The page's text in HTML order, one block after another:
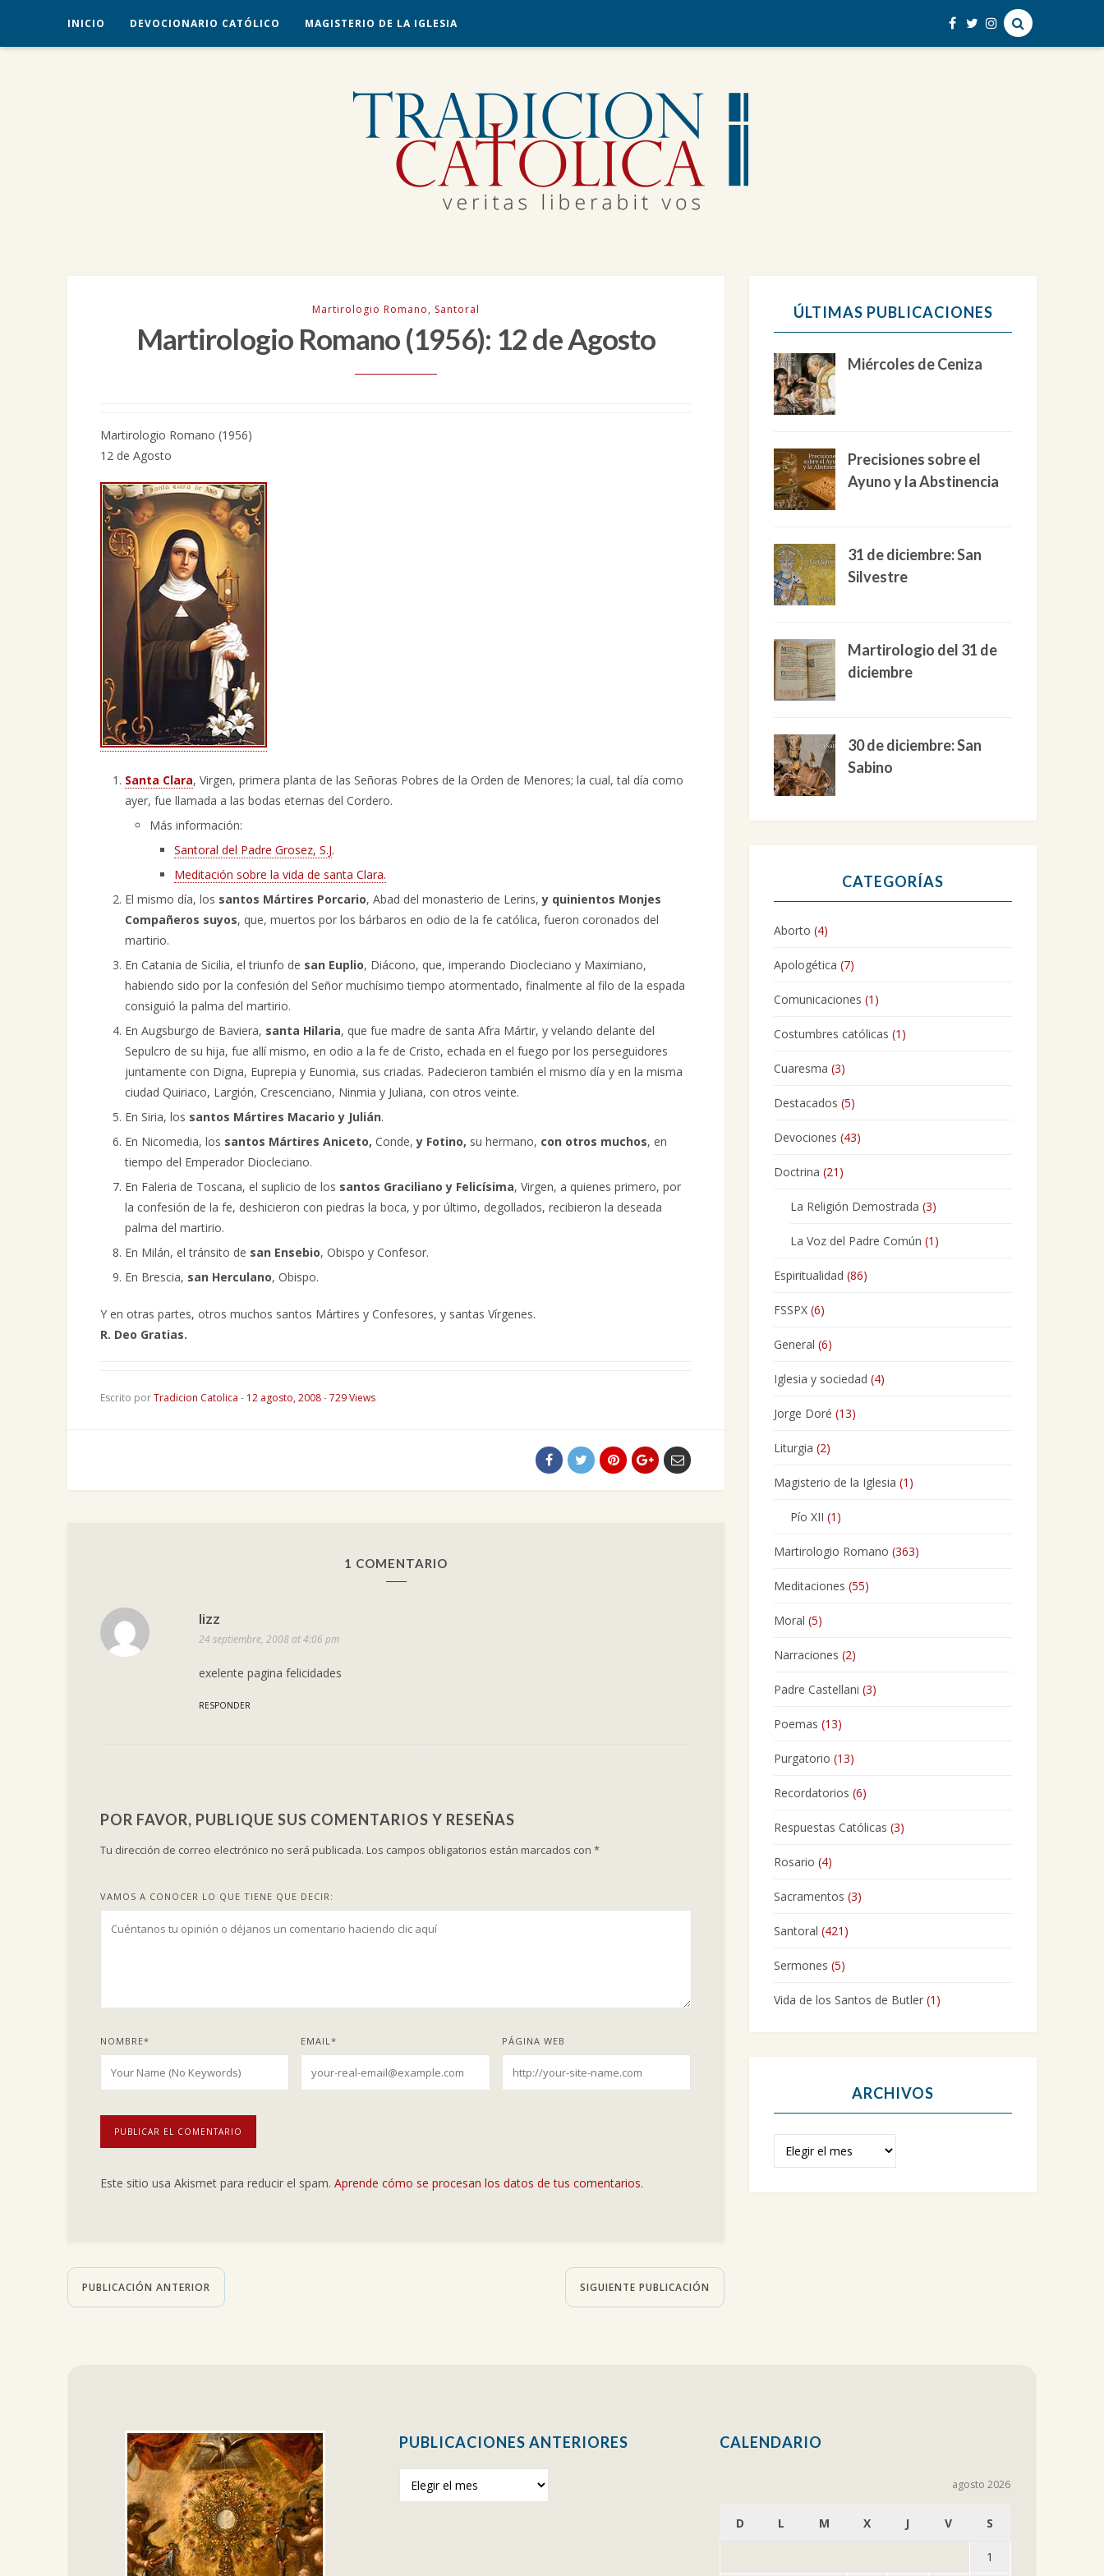
INICIO DEVOCIONARIO CATÓLICO MAGISTERIO DE LA IGLESIA
Martirologio Romano, Santoral
Martirologio Romano (1956): 12 de Agosto
Martirologio Romano (1956)
12 de Agosto
Santa Clara, Virgen, primera planta de las Señoras Pobres de la Orden de Menores; la cual, tal día como
ayer, fue llamada a las bodas eternas del Cordero.
Más información:
Santoral del Padre Grosez, S.J.
Meditación sobre la vida de santa Clara.
El mismo día, los santos Mártires Porcario, Abad del monasterio de Lerins,y quinientos Monjes
Compañeros suyos, que, muertos por los bárbaros en odio de la fe católica, fueron coronados del
martirio.
En Catania de Sicilia, el triunfo de san Euplio, Diácono, que, imperando Diocleciano y Maximiano,
habiendo sido por la confesión del Señor muchísimo tiempo atormentado, finalmente al filo de la espada
consiguió la palma del martirio.
En Augsburgo de Baviera, santa Hilaria, que fue madre de santa Afra Mártir, y velando delante del
Sepulcro de su hija, fue allí mismo, en odio a la fe de Cristo, echada en el fuego por los perseguidores
juntamente con Digna, Euprepia y Eunomia, sus criadas. Padecieron también el mismo día y en la misma
ciudad Quiriaco, Largión, Crescenciano, Ninmia y Juliana, con otros veinte.
En Siria, los santos Mártires Macario y Julián.
En Nicomedia, los santos Mártires Aniceto, Conde, y Fotino, su hermano, con otros muchos, en
tiempo del Emperador Diocleciano.
En Faleria de Toscana, el suplicio de los santos Graciliano y Felicísima, Virgen, a quienes primero, por
la confesión de la fe, deshicieron con piedras la boca, y por último, degollados, recibieron la deseada
palma del martirio.
En Milán, el tránsito de san Ensebio, Obispo y Confesor.
En Brescia, san Herculano, Obispo.
Y en otras partes, otros muchos santos Mártires y Confesores, y santas Vírgenes.
R. Deo Gratias.
Escrito porTradicion Catolica - 12 agosto, 2008-729 Views
1 COMENTARIO
lizz
24 septiembre, 2008 at 4:06 pm
exelente pagina felicidades
RESPONDER
POR FAVOR, PUBLIQUE SUS COMENTARIOS Y RESEÑAS
Tu dirección de correo electrónico no será publicada. Los campos obligatorios están marcados con *
VAMOS A CONOCER LO QUE TIENE QUE DECIR:
NOMBRE* EMAIL* PÁGINA WEB
Este sitio usa Akismet para reducir el spam. Aprende cómo se procesan los datos de tus comentarios.
PUBLICACIÓN ANTERIOR SIGUIENTE PUBLICACIÓN
ÚLTIMAS PUBLICACIONES
Miércoles de Ceniza
Precisiones sobre el
Ayuno y la Abstinencia
31 de diciembre: San
Silvestre
Martirologio del 31 de
diciembre
30 de diciembre: San
Sabino
CATEGORÍAS
Aborto (4)
Apologética (7)
Comunicaciones (1)
Costumbres católicas (1)
Cuaresma (3)
Destacados (5)
Devociones (43)
Doctrina (21)
La Religión Demostrada (3)
La Voz del Padre Común (1)
Espiritualidad (86)
FSSPX (6)
General (6)
Iglesia y sociedad (4)
Jorge Doré (13)
Liturgia (2)
Magisterio de la Iglesia (1)
Pío XII (1)
Martirologio Romano (363)
Meditaciones (55)
Moral (5)
Narraciones (2)
Padre Castellani (3)
Poemas (13)
Purgatorio (13)
Recordatorios (6)
Respuestas Católicas (3)
Rosario (4)
Sacramentos (3)
Santoral (421)
Sermones (5)
Vida de los Santos de Butler (1)
ARCHIVOS
PUBLICACIONES ANTERIORES
anteriores
CALENDARIO
agosto 2026
D L M X J V S
1